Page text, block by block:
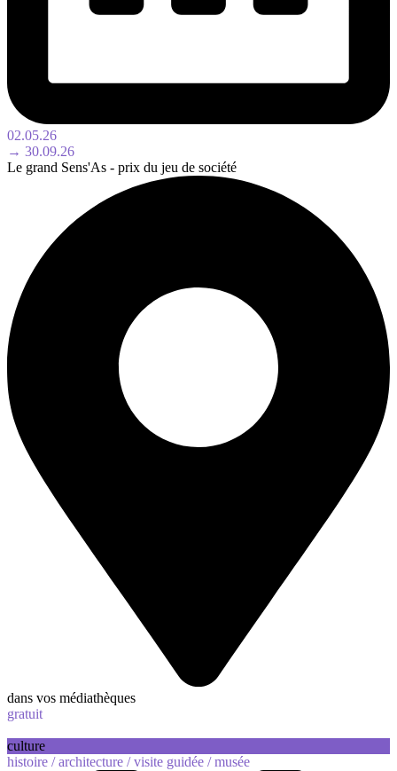
02.05.26
→ 30.09.26
Le grand Sens'As - prix du jeu de société
dans vos médiathèques
gratuit
culture
histoire /architecture /visite guidée /musée